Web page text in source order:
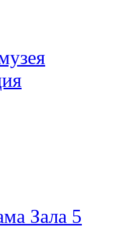
Зала 5